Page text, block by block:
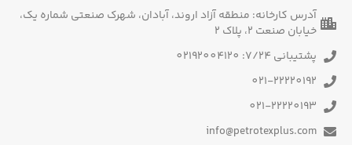
آدرس کارخانه: منطقه آزاد اروند، آبادان، شهرک صنعتی شماره یک،
خیابان صنعت 2، پلاک 2
پشتیبانی 7/24: 02192004120
021-22220192
021-22220193
info@petrotexplus.com